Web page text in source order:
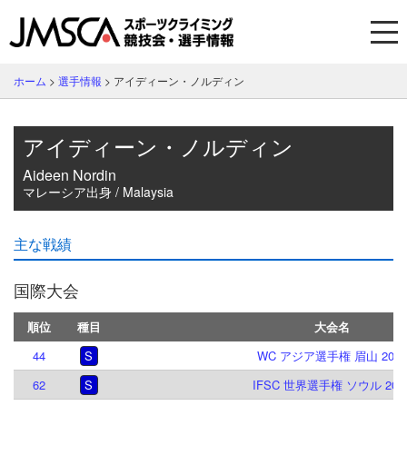
ホーム > 選手情報 > アイディーン・ノルディン
アイディーン・ノルディン
Aideen Nordin
マレーシア出身 / Malaysia
主な戦績
国際大会
順位 種目
大会名
44
S
WC アジア選手権 眉山 2026
62
S IFSC 世界選手権 ソウル